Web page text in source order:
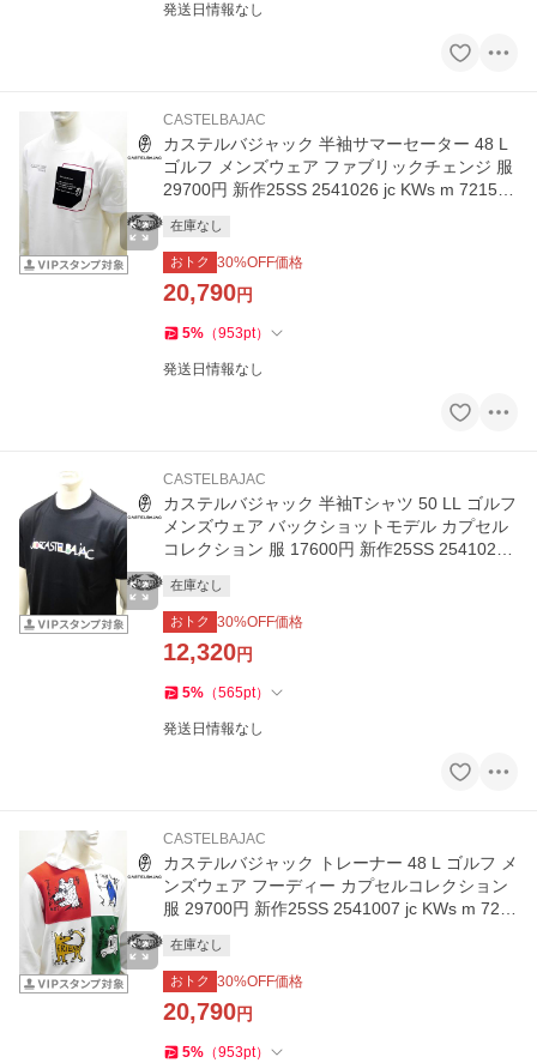
発送日情報なし
CASTELBAJAC
カステルバジャック 半袖サマーセーター 48 L
ゴルフ メンズウェア ファブリックチェンジ 服
29700円 新作25SS 2541026 jc KWs m 721526
在庫なし
おトク 30%OFF価格
20,790円
5% （953pt）
発送日情報なし
CASTELBAJAC
カステルバジャック 半袖Tシャツ 50 LL ゴルフ
メンズウェア バックショットモデル カプセル
コレクション 服 17600円 新作25SS 2541025 j
在庫なし
おトク 30%OFF価格
12,320円
5% （565pt）
発送日情報なし
CASTELBAJAC
カステルバジャック トレーナー 48 L ゴルフ メ
ンズウェア フーディー カプセルコレクション
服 29700円 新作25SS 2541007 jc KWs m 721
在庫なし
おトク 30%OFF価格
20,790円
5% （953pt）